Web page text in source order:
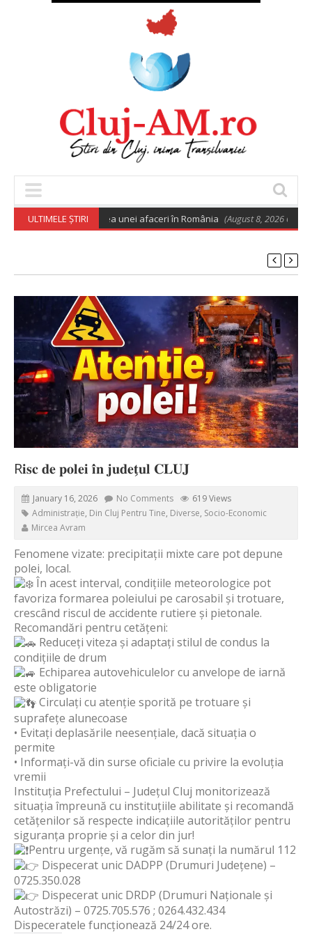
ULTIMELE ȘTIRI
pentru deschiderea unei afaceri în România (August 8, 2026 6:02 am)
R𝐢𝐬𝐜 𝐝𝐞 𝐩𝐨𝐥𝐞𝐢 𝐢̂𝐧 𝐣𝐮𝐝𝐞𝐭̗𝐮𝐥 𝐂𝐋𝐔𝐉
January 16, 2026 No Comments
619 Views
Administrație, Din Cluj Pentru Tine, Diverse, Socio-Economic
Mircea Avram
Fenomene vizate: precipitații mixte care pot depune
polei, local.
În acest interval, condițiile meteorologice pot
favoriza formarea poleiului pe carosabil și trotuare,
crescând riscul de accidente rutiere și pietonale.
Recomandări pentru cetățeni:
Reduceți viteza și adaptați stilul de condus la
condițiile de drum
Echiparea autovehiculelor cu anvelope de iarnă
este obligatorie
Circulați cu atenție sporită pe trotuare și
suprafețe alunecoase
• Evitați deplasările neesențiale, dacă situația o
permite
• Informați-vă din surse oficiale cu privire la evoluția
vremii
Instituția Prefectului – Județul Cluj monitorizează
situația împreună cu instituțiile abilitate și recomandă
cetățenilor să respecte indicațiile autorităților pentru
siguranța proprie și a celor din jur!
Pentru urgențe, vă rugăm să sunați la numărul 112
Dispecerat unic DADPP (Drumuri Județene) –
0725.350.028
Dispecerat unic DRDP (Drumuri Naționale și
Autostrăzi) – 0725.705.576 ; 0264.432.434
Dispeceratele funcționează 24/24 ore.